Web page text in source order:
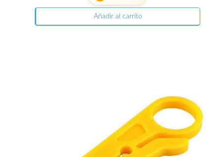
Añadir al carrito